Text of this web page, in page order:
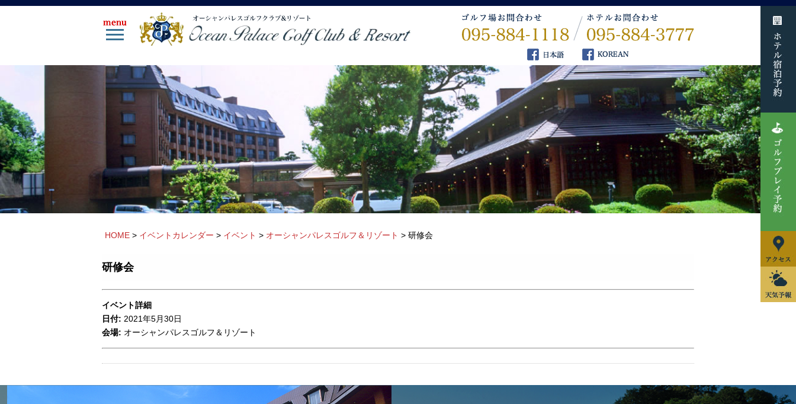
HOME > イベントカレンダー > イベント > オーシャンパレスゴルフ＆リゾート > 研修会
研修会
イベント詳細
日付: 2021年5月30日
会場: オーシャンパレスゴルフ＆リゾート